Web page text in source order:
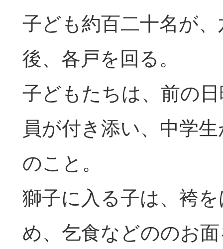
子ども約百二十名が
後、各戸を回る。
子どもたちは、前の
員が付き添い、中学
のこと。
獅子に入る子は、袴
め、乞食などののお